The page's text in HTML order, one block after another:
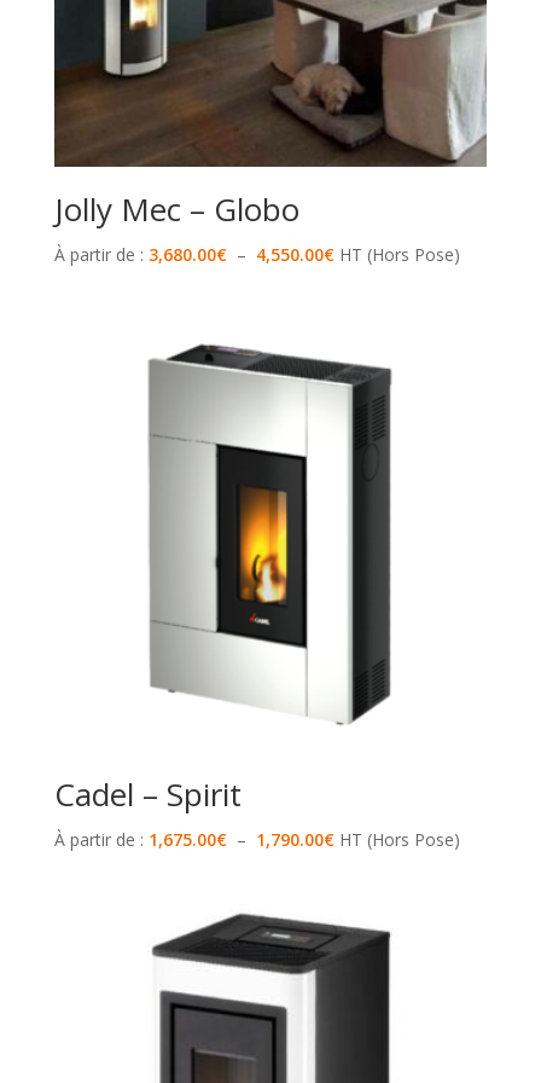
Jolly Mec – Globo
À partir de : 3,680.00€ – 4,550.00€Plage
à
4,550.00€
HT (Hors Pose)
Cadel – Spirit
À partir de : 1,675.00€ – 1,790.00€Plage
1,675.00€
à
HT (Hors Pose)